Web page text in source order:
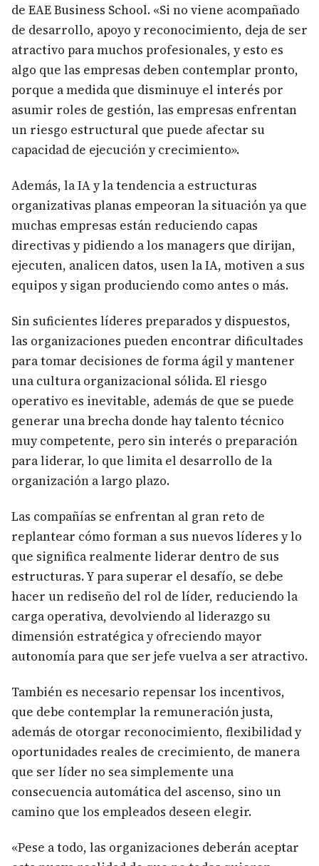
de EAE Business School. «Si no viene acompañado
de desarrollo, apoyo y reconocimiento, deja de ser
atractivo para muchos profesionales, y esto es
algo que las empresas deben contemplar pronto,
porque a medida que disminuye el interés por
asumir roles de gestión, las empresas enfrentan
un riesgo estructural que puede afectar su
capacidad de ejecución y crecimiento».
Además, la IA y la tendencia a estructuras
organizativas planas empeoran la situación ya que
muchas empresas están reduciendo capas
directivas y pidiendo a los managers que dirijan,
ejecuten, analicen datos, usen la IA, motiven a sus
equipos y sigan produciendo como antes o más.
Sin suficientes líderes preparados y dispuestos,
las organizaciones pueden encontrar dificultades
para tomar decisiones de forma ágil y mantener
una cultura organizacional sólida. El riesgo
operativo es inevitable, además de que se puede
generar una brecha donde hay talento técnico
muy competente, pero sin interés o preparación
para liderar, lo que limita el desarrollo de la
organización a largo plazo.
Las compañías se enfrentan al gran reto de
replantear cómo forman a sus nuevos líderes y lo
que significa realmente liderar dentro de sus
estructuras. Y para superar el desafío, se debe
hacer un rediseño del rol de líder, reduciendo la
carga operativa, devolviendo al liderazgo su
dimensión estratégica y ofreciendo mayor
autonomía para que ser jefe vuelva a ser atractivo.
También es necesario repensar los incentivos,
que debe contemplar la remuneración justa,
además de otorgar reconocimiento, flexibilidad y
oportunidades reales de crecimiento, de manera
que ser líder no sea simplemente una
consecuencia automática del ascenso, sino un
camino que los empleados deseen elegir.
«Pese a todo, las organizaciones deberán aceptar